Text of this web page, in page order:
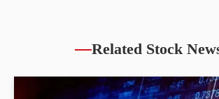
Related Stock